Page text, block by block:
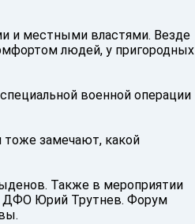
и местными властями. Везде
людей, у пригородных
военной операции
тоже замечают, какой
Также в мероприятии
ДФО Юрий Трутнев. Форум